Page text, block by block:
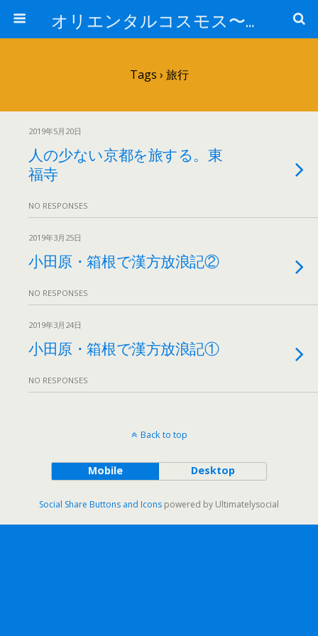
オリエンタルコスモス〜あなたの知らない中医の世界〜
Tags › 旅行
2019年5月20日
人の少ない京都を旅する。東
福寺
NO RESPONSES
2019年3月25日
小田原・箱根で漢方放浪記②
NO RESPONSES
2019年3月24日
小田原・箱根で漢方放浪記①
NO RESPONSES
Back to top
Mobile Desktop
Social Share Buttons and Icons powered by Ultimatelysocial